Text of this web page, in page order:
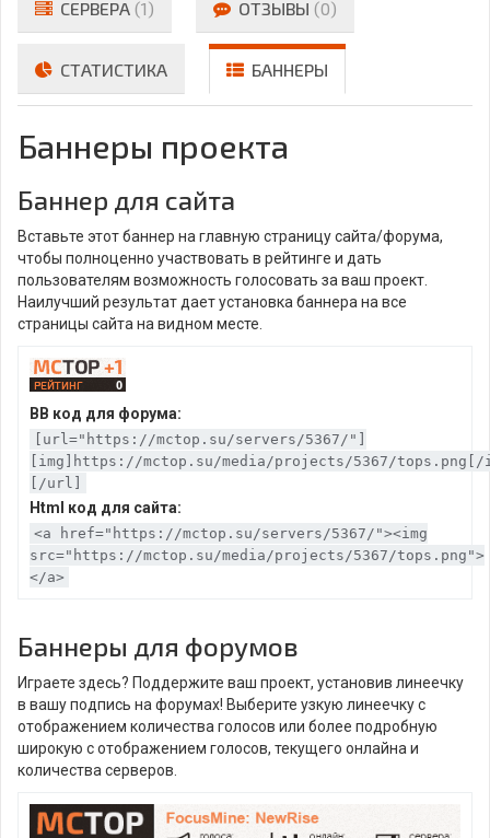
СЕРВЕРА (1) ОТЗЫВЫ (0)
СТАТИСТИКА БАННЕРЫ
Баннеры проекта
Баннер для сайта
Вставьте этот баннер на главную страницу сайта/форума,
чтобы полноценно участвовать в рейтинге и дать
пользователям возможность голосовать за ваш проект.
Наилучший результат дает установка баннера на все
страницы сайта на видном месте.
BB код для форума:
[url="https://mctop.su/servers/5367/"]
[img]https://mctop.su/media/projects/5367/tops.png[/
[/url]
Html код для сайта:
<a href="https://mctop.su/servers/5367/"><img
src="https://mctop.su/media/projects/5367/tops.png">
</a>
Баннеры для форумов
Играете здесь? Поддержите ваш проект, установив линеечку
в вашу подпись на форумах! Выберите узкую линеечку с
отображением количества голосов или более подробную
широкую с отображением голосов, текущего онлайна и
количества серверов.